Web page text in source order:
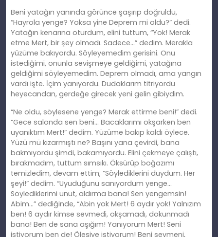
Beni yatağın yanında görünce şaşırıp doğruldu,
“Hayrola yenge? Yoksa yine Deprem mi oldu?” dedi.
Yatağın kenarına oturdum, elini tuttum, “Yok! Merak
etme Mert, bir şey olmadı. Sadece…” dedim. Merakla
yüzüme bakıyordu. Söyleyemedim gerisini. Onu
istediğimi, onunla sevişmeye geldiğimi, yatağına
geldiğimi söyleyemedim. Deprem olmadı, ama yangın
vardı işte. İçim yanıyordu. Dudaklarım titriyordu
heyecandan, gerdeğe girecek yeni gelin gibiydim.
“Ne oldu, söylesene yenge? Merak ettirme beni!” dedi.
“Gece salonda sen beni… Bacaklarımı okşarken ben
uyanıktım Mert!” dedim. Yüzüme bakıp kaldı öylece.
Yüzü mü kızarmıştı ne? Başını yana çevirdi, bana
bakmıyordu şimdi, bakamıyordu. Elini çekmeye çalıştı,
bırakmadım, tuttum sımsıkı. Öksürüp boğazımı
temizledim, devam ettim, “Söylediklerini duydum. Her
şeyi!” dedim. “Uyuduğunu sanıyordum yenge…
Söylediklerimi unut, aldırma bana! Sen yengemsin!
Abim…” dediğinde, “Abin yok Mert! 6 aydır yok! Yalnızım
ben! 6 aydır kimse sevmedi, okşamadı, dokunmadı
bana! Ben de sana aşığım! Yanıyorum Mert! Seni
istiyorum ben de! Ölesiye istiyorum! Beni sevmeni,